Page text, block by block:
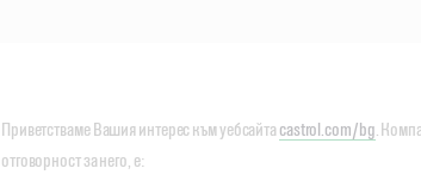
Приветстваме Вашия интерес към уебсайта castrol.com/bg .
отговорност за него, е: